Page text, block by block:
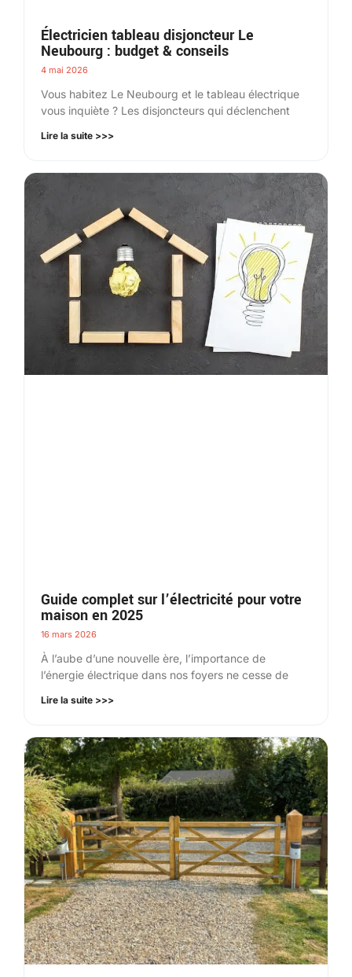
Électricien tableau disjoncteur Le
Neubourg : budget & conseils
4 mai 2026
Vous habitez Le Neubourg et le tableau électrique
vous inquiète ? Les disjoncteurs qui déclenchent
Lire la suite >>>
Guide complet sur l’électricité pour votre
maison en 2025
16 mars 2026
À l’aube d’une nouvelle ère, l’importance de
l’énergie électrique dans nos foyers ne cesse de
Lire la suite >>>